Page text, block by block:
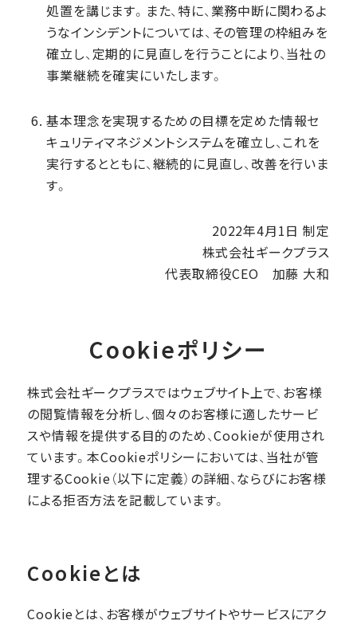
処置を講じます。また、特に、業務中断に関わるよ
うなインシデントについては、その管理の枠組みを
確立し、定期的に見直しを行うことにより、当社の
事業継続を確実にいたします。
基本理念を実現するための目標を定めた情報セ
キュリティマネジメントシステムを確立し、これを
実行するとともに、継続的に見直し、改善を行いま
す。
2022年4月1日 制定
株式会社ギークプラス
代表取締役CEO 加藤 大和
Cookieポリシー
株式会社ギークプラスではウェブサイト上で、お客様
の閲覧情報を分析し、個々のお客様に適したサービ
スや情報を提供する目的のため、Cookieが使用され
ています。本Cookieポリシーにおいては、当社が管
理するCookie（以下に定義）の詳細、ならびにお客様
による拒否方法を記載しています。
Cookieとは
Cookieとは、お客様がウェブサイトやサービスにアク